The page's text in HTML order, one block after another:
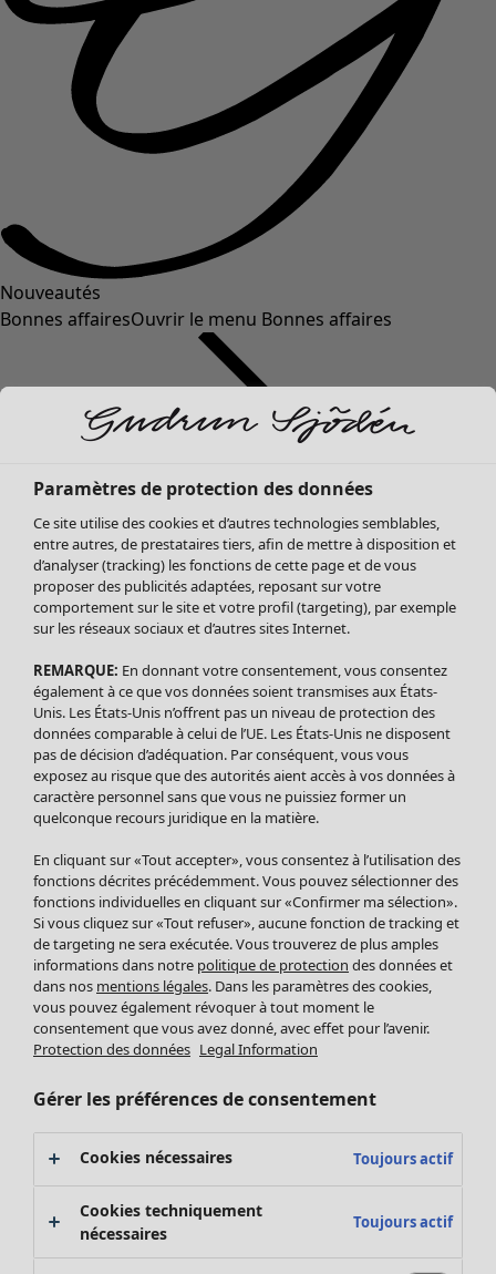
Nouveautés
Bonnes affairesOuvrir le menu Bonnes affaires
Soldes Vêtements
Tous les vêtements
Robes
Tuniques
Blouses
Tops
Gilets
Pantalon
Jupes
Leggings et collants
Accessoires
Chaussures
Vêtements de bain
Basics
Soldes Mobilier
Bonnes affaires déco
Décoration
Textiles
Tapis
Éponge
Paramètres de protection des données
Ce site utilise des cookies et d’autres technologies semblables,
entre autres, de prestataires tiers, afin de mettre à disposition et
d’analyser (tracking) les fonctions de cette page et de vous
proposer des publicités adaptées, reposant sur votre
comportement sur le site et votre profil (targeting), par exemple
sur les réseaux sociaux et d’autres sites Internet.
REMARQUE: En donnant votre consentement, vous consentez
également à ce que vos données soient transmises aux États-
Unis. Les États-Unis n’offrent pas un niveau de protection des
données comparable à celui de l’UE. Les États-Unis ne disposent
pas de décision d’adéquation. Par conséquent, vous vous
exposez au risque que des autorités aient accès à vos données à
caractère personnel sans que vous ne puissiez former un
quelconque recours juridique en la matière.
En cliquant sur «Tout accepter», vous consentez à l’utilisation des
fonctions décrites précédemment. Vous pouvez sélectionner des
fonctions individuelles en cliquant sur «Confirmer ma sélection».
Si vous cliquez sur «Tout refuser», aucune fonction de tracking et
de targeting ne sera exécutée. Vous trouverez de plus amples
informations dans notre politique de protection des données et
dans nos mentions légales. Dans les paramètres des cookies,
vous pouvez également révoquer à tout moment le
consentement que vous avez donné, avec effet pour l’avenir.
Protection des données Legal Information
Gérer les préférences de consentement
Cookies nécessaires Toujours actif
Cookies techniquement
nécessaires
Toujours actif